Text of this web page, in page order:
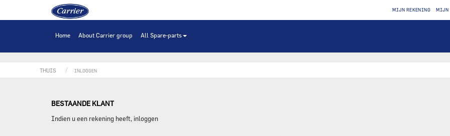
MIJN REKENING MIJN
Huis
Home About Carrier group All Spare-parts
THUIS INLOGGEN
BESTAANDE KLANT
Indien u een rekening heeft, inloggen